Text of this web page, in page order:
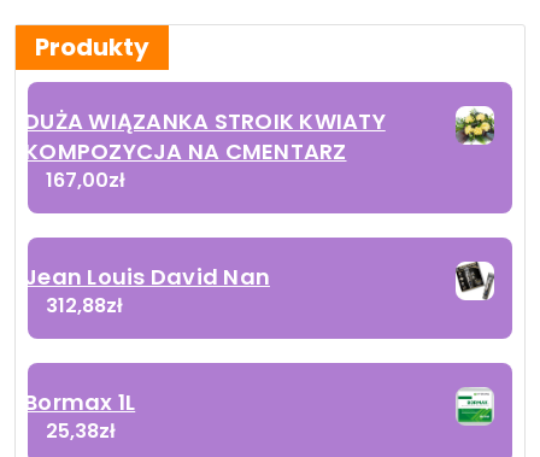
Produkty
DUŻA WIĄZANKA STROIK KWIATY
KOMPOZYCJA NA CMENTARZ
167,00zł
Jean Louis David Nan
312,88zł
Bormax 1L
25,38zł